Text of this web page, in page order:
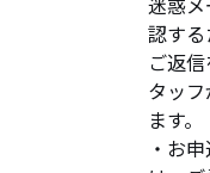
認す
ご返
タッ
ます。
・お